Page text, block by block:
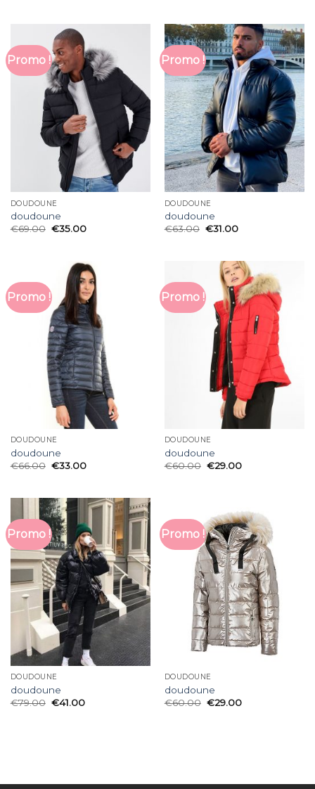
Promo !
DOUDOUNE
doudoune
€69.00 €35.00
Promo !
DOUDOUNE
doudoune
€63.00 €31.00
Promo !
DOUDOUNE
doudoune
€66.00 €33.00
Promo !
DOUDOUNE
doudoune
€60.00 €29.00
Promo !
DOUDOUNE
doudoune
€79.00 €41.00
Promo !
DOUDOUNE
doudoune
€60.00 €29.00